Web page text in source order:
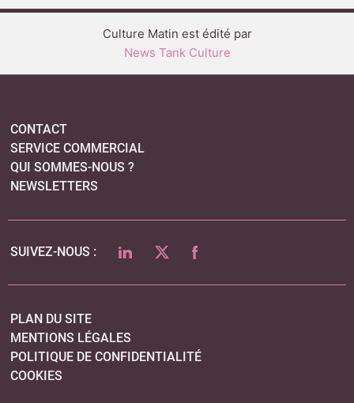
Culture Matin est édité par
News Tank Culture
CONTACT
SERVICE COMMERCIAL
QUI SOMMES-NOUS ?
NEWSLETTERS
SUIVEZ-NOUS : LINKEDINTWITTERFACEBOOK
PLAN DU SITE
MENTIONS LÉGALES
POLITIQUE DE CONFIDENTIALITÉ
COOKIES